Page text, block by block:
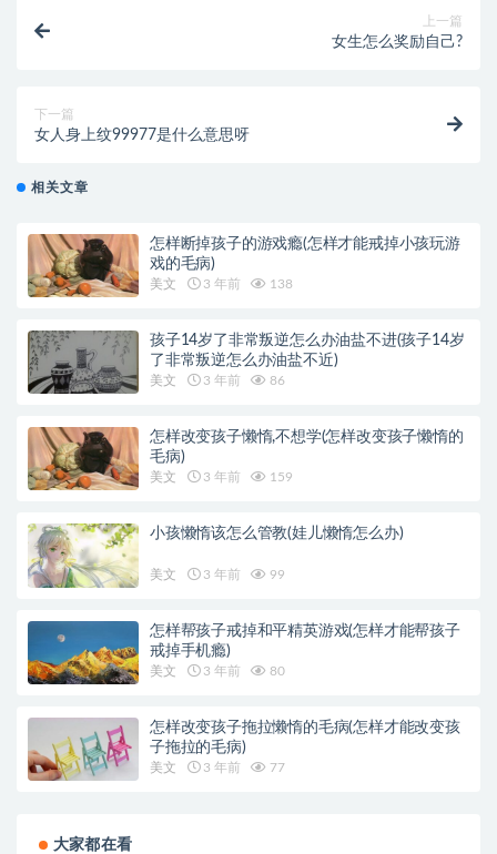
上一篇
女生怎么奖励自己?
下一篇
女人身上纹99977是什么意思呀
相关文章
怎样断掉孩子的游戏瘾(怎样才能戒掉小孩玩游
戏的毛病)
美文 3 年前 138
孩子14岁了非常叛逆怎么办油盐不进(孩子14岁
了非常叛逆怎么办油盐不近)
美文 3 年前 86
怎样改变孩子懒惰,不想学(怎样改变孩子懒惰的
毛病)
美文 3 年前 159
小孩懒惰该怎么管教(娃儿懒惰怎么办)
美文 3 年前 99
怎样帮孩子戒掉和平精英游戏(怎样才能帮孩子
戒掉手机瘾)
美文 3 年前 80
怎样改变孩子拖拉懒惰的毛病(怎样才能改变孩
子拖拉的毛病)
美文 3 年前 77
大家都在看